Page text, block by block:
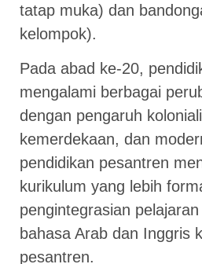
tatap muka) dan
kelompok).
Pada abad ke-20,
mengalami berbagai
dengan pengaruh
kemerdekaan, dan
pendidikan pesantren
kurikulum yang lebih
pengintegrasian
bahasa Arab dan Inggris
pesantren.